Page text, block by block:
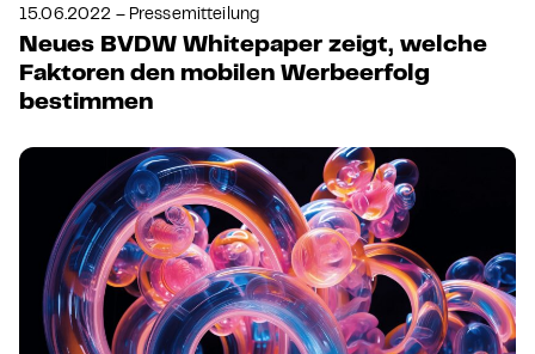
15.06.2022 – Pressemitteilung
Neues BVDW Whitepaper zeigt, welche
Faktoren den mobilen Werbeerfolg
bestimmen